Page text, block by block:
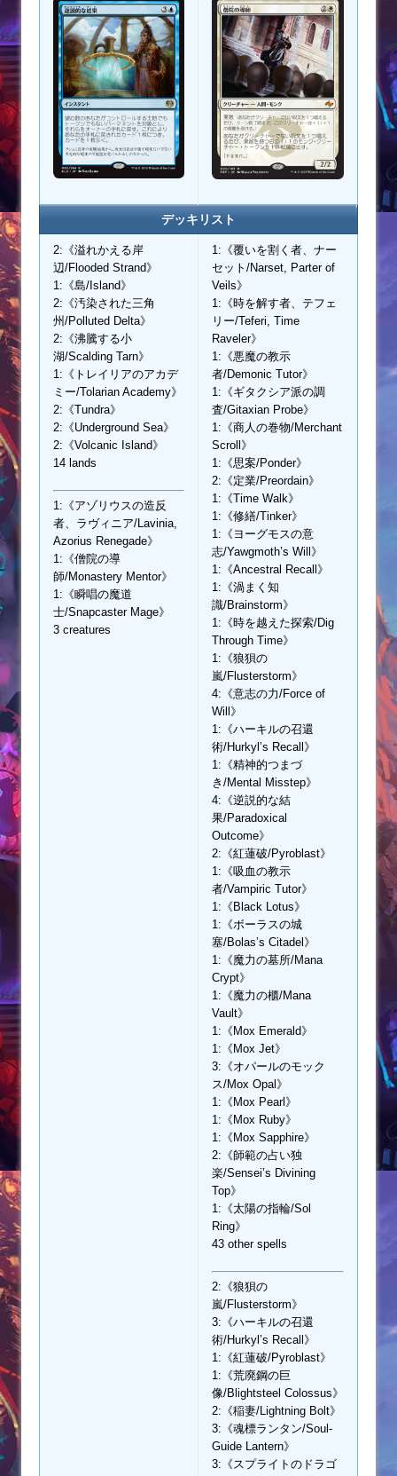
デッキリスト
2:《溢れかえる岸
辺/Flooded Strand》
1:《島/Island》
2:《汚染された三角
州/Polluted Delta》
2:《沸騰する小
湖/Scalding Tarn》
1:《トレイリアのアカデ
ミー/Tolarian Academy》
2:《Tundra》
2:《Underground Sea》
2:《Volcanic Island》
14 lands
1:《アゾリウスの造反
者、ラヴィニア/Lavinia,
Azorius Renegade》
1:《僧院の導
師/Monastery Mentor》
1:《瞬唱の魔道
士/Snapcaster Mage》
3 creatures
1:《覆いを割く者、ナー
セット/Narset, Parter of
Veils》
1:《時を解す者、テフェ
リー/Teferi, Time
Raveler》
1:《悪魔の教示
者/Demonic Tutor》
1:《ギタクシア派の調
査/Gitaxian Probe》
1:《商人の巻物/Merchant
Scroll》
1:《思案/Ponder》
2:《定業/Preordain》
1:《Time Walk》
1:《修繕/Tinker》
1:《ヨーグモスの意
志/Yawgmoth’s Will》
1:《Ancestral Recall》
1:《渦まく知
識/Brainstorm》
1:《時を越えた探索/Dig
Through Time》
1:《狼狽の
嵐/Flusterstorm》
4:《意志の力/Force of
Will》
1:《ハーキルの召還
術/Hurkyl’s Recall》
1:《精神的つまづ
き/Mental Misstep》
4:《逆説的な結
果/Paradoxical
Outcome》
2:《紅蓮破/Pyroblast》
1:《吸血の教示
者/Vampiric Tutor》
1:《Black Lotus》
1:《ボーラスの城
塞/Bolas’s Citadel》
1:《魔力の墓所/Mana
Crypt》
1:《魔力の櫃/Mana
Vault》
1:《Mox Emerald》
1:《Mox Jet》
3:《オパールのモック
ス/Mox Opal》
1:《Mox Pearl》
1:《Mox Ruby》
1:《Mox Sapphire》
2:《師範の占い独
楽/Sensei’s Divining
Top》
1:《太陽の指輪/Sol
Ring》
43 other spells
2:《狼狽の
嵐/Flusterstorm》
3:《ハーキルの召還
術/Hurkyl’s Recall》
1:《紅蓮破/Pyroblast》
1:《荒廃鋼の巨
像/Blightsteel Colossus》
2:《稲妻/Lightning Bolt》
3:《魂標ランタン/Soul-
Guide Lantern》
3:《スプライトのドラゴ